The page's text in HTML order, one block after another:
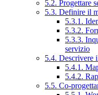
5.2. Progettare
5.3. Definire il
5.3.1.
5.3.2.
5.3.3.
servizio
5.4. Descrivere
5.4.1.
5.4.2.
5.5. Co-